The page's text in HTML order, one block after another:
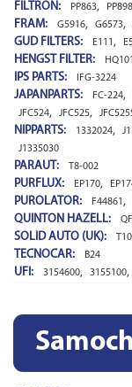
FILTRON: PP863, PP898
FRAM: G5916, G6573,
GUD FILTERS: E111 ,
HENGST FILTER:
IPS PARTS: IFG-3224
JAPANPARTS: FC-224,
JFC524, JFC525,
NIPPARTS: 1332024,
J1335030
PARAUT: T8-002
PURFLUX: EP170,
PUROLATOR: F44861 ,
QUINTON HAZELL:
SOLID AUTO (UK):
TECNOCAR: B24
UFI: 3154600, 3155100,